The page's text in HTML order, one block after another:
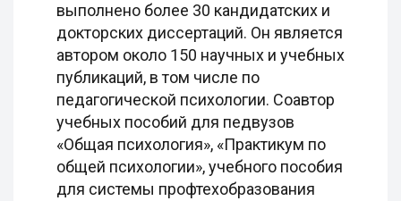
выполнено более 30 кандидатских и
докторских диссертаций. Он является
автором около 150 научных и учебных
публикаций, в том числе по
педагогической психологии. Соавтор
учебных пособий для педвузов
«Общая психология», «Практикум по
общей психологии», учебного пособия
для системы профтехобразования